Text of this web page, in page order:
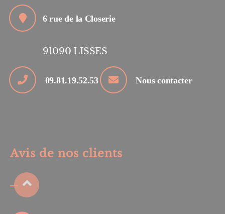
6 rue de la Closerie
91090 LISSES
09.81.19.52.53 Nous contacter
Avis de nos clients